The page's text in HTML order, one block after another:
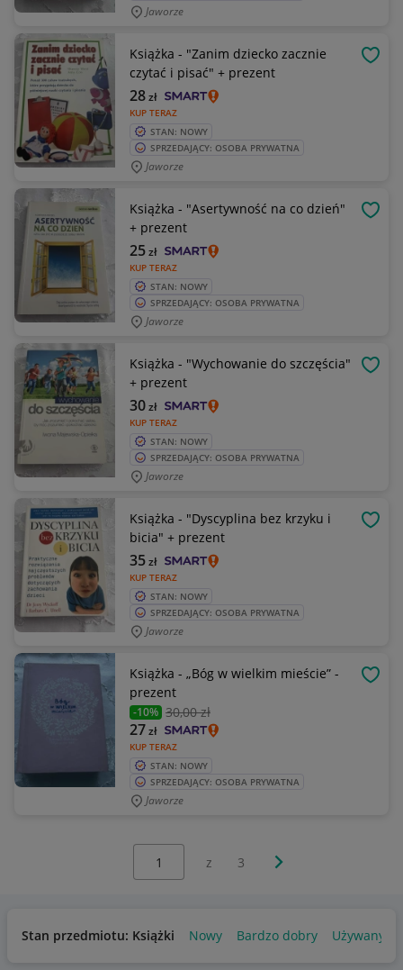
Jaworze
Książka - "Zanim dziecko zacznie
czytać i pisać" + prezent
KUP TERAZ
28zł
STAN: NOWY
SPRZEDAJĄCY: OSOBA PRYWATNA
Jaworze
Książka - "Asertywność na co dzień"
+ prezent
KUP TERAZ
25zł
STAN: NOWY
SPRZEDAJĄCY: OSOBA PRYWATNA
Jaworze
Książka - "Wychowanie do szczęścia"
+ prezent
KUP TERAZ
30zł
STAN: NOWY
SPRZEDAJĄCY: OSOBA PRYWATNA
Jaworze
Książka - "Dyscyplina bez krzyku i
bicia" + prezent
KUP TERAZ
35zł
STAN: NOWY
SPRZEDAJĄCY: OSOBA PRYWATNA
Jaworze
Książka - „Bóg w wielkim mieście” -
prezent
-10% 30,00 zł
KUP TERAZ
27zł
STAN: NOWY
SPRZEDAJĄCY: OSOBA PRYWATNA
Jaworze
z 3 Następna strona
Stan przedmiotu: Książki Nowy Bardzo dobry Używany